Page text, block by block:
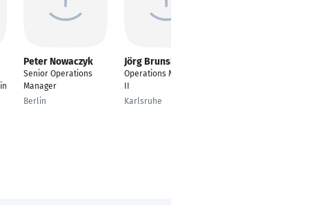
Peter Nowaczyk
Senior Operations
Manager
Berlin
Jörg Brunsberg
Operations Manager
Karlsruhe